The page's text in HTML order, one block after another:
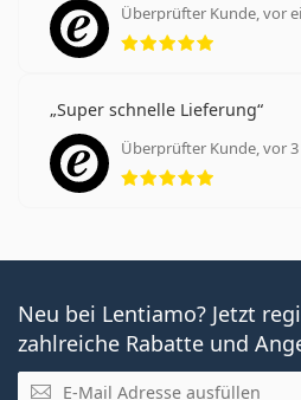
Überprüfter Kunde, vor
Super schnelle Lieferung
Überprüfter Kunde, vor 3
Neu bei Lentiamo? Jetzt
zahlreiche Rabatte und
E-Mail